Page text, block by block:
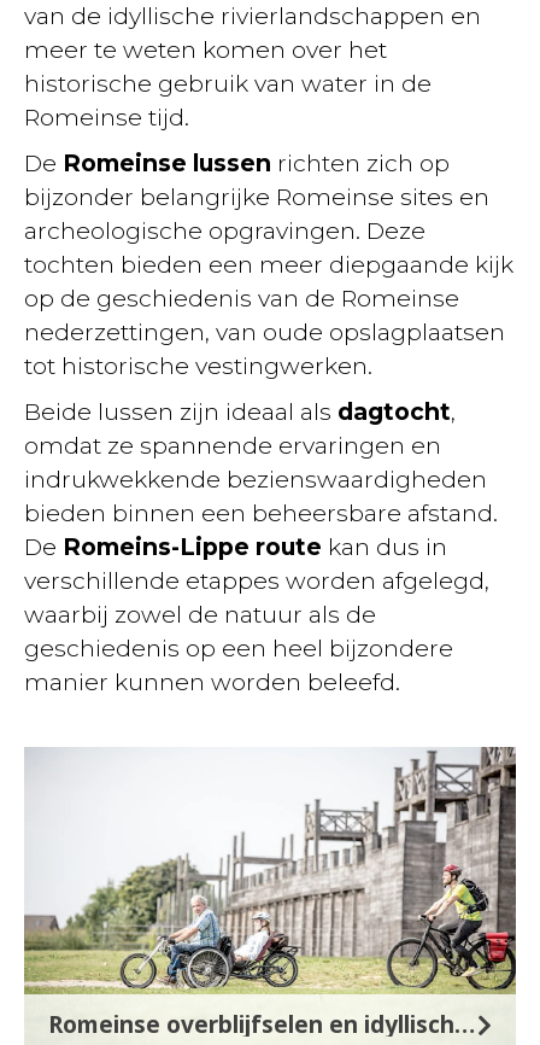
van de idyllische rivierlandschappen en
meer te weten komen over het
historische gebruik van water in de
Romeinse tijd.
De Romeinse lussen richten zich op
bijzonder belangrijke Romeinse sites en
archeologische opgravingen. Deze
tochten bieden een meer diepgaande kijk
op de geschiedenis van de Romeinse
nederzettingen, van oude opslagplaatsen
tot historische vestingwerken.
Beide lussen zijn ideaal als dagtocht,
omdat ze spannende ervaringen en
indrukwekkende bezienswaardigheden
bieden binnen een beheersbare afstand.
De Romeins-Lippe route kan dus in
verschillende etappes worden afgelegd,
waarbij zowel de natuur als de
geschiedenis op een heel bijzondere
manier kunnen worden beleefd.
Romeinse overblijfselen en idyllische landschappen